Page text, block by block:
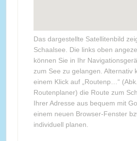
Das dargestellte Satellitenbild
Schaalsee. Die links oben
können Sie in Ihr
zum See zu gelangen. Alternativ
einem Klick auf „Routenp…“
Routenplaner) die Route zum
Ihrer Adresse aus bequem mit
einem neuen Browser-Fenster
individuell planen.